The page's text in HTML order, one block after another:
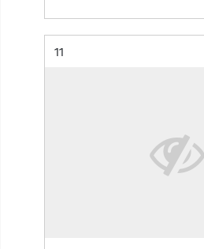
Résultat n°
11